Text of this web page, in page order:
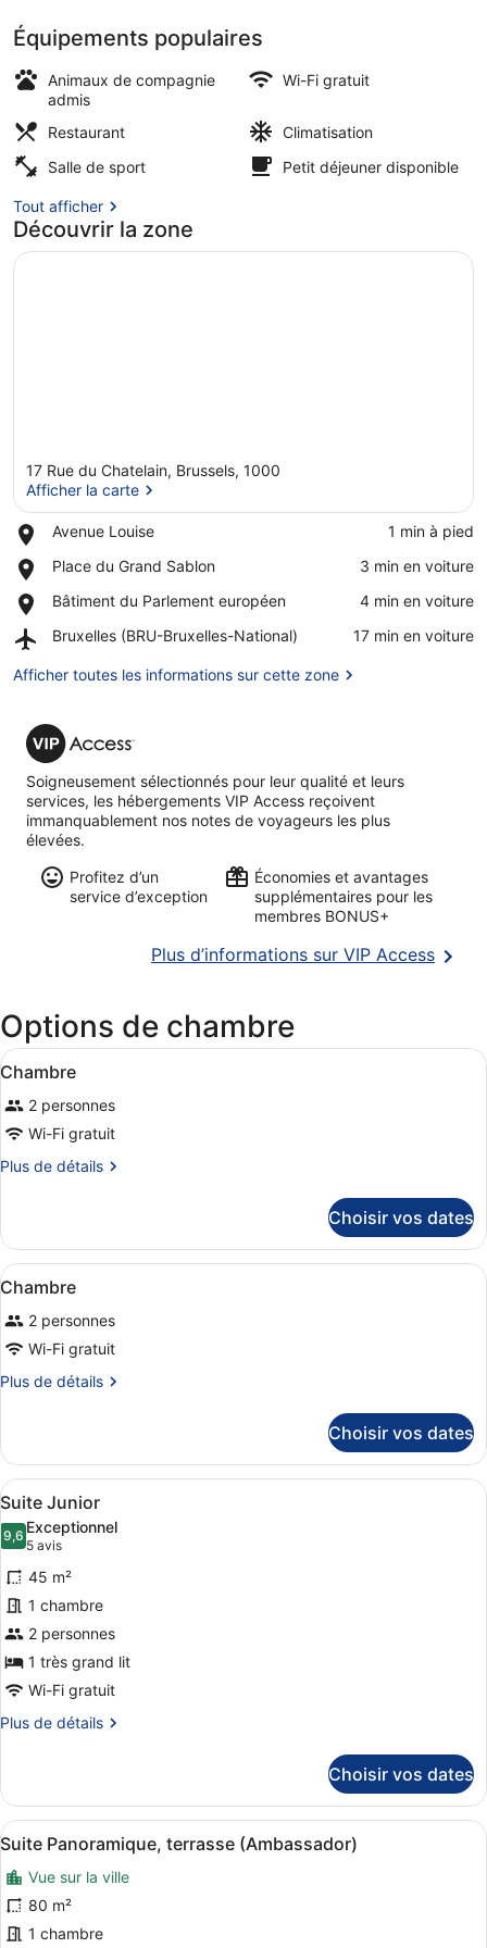
Jardin
Équipements populaires
Animaux de compagnie
admis
Wi-Fi gratuit
Restaurant
Climatisation
Salle de sport
Petit déjeuner disponible
Tout afficher
Découvrir la zone
17 Rue du Chatelain, Brussels, 1000
Afficher la carte
Avenue Louise
Place,
Louise
‪1 min à pied‬
Place du Grand Sablon
Place,
du
Sablon
‪3 min en voiture‬
Bâtiment du Parlement européen
Place,
du
européen
‪4 min en voiture‬
Bruxelles (BRU-Bruxelles-National)
Airport,
(BRU-
‪17 min en voiture‬
Afficher toutes les informations sur cette zone
VIP
Access
Soigneusement sélectionnés pour leur qualité et leurs
services, les hébergements VIP Access reçoivent
immanquablement nos notes de voyageurs les plus
élevées.
Profitez d’un
service d’exception
Économies et avantages
supplémentaires pour les
membres BONUS+
Plus d’informations sur VIP Access
Options de chambre
Afficher
toutes
les
photos
pour
de
chambre :
Chambre
Une chambre d’hôtel
7
Chambre
2 personnes
Wi-Fi gratuit
Plus de détails
Plus
le
type
de
Chambre
Choisir vos dates
Afficher
toutes
les
photos
pour
de
chambre :
Chambre
Une chambre d’hôtel
9
Chambre
2 personnes
Wi-Fi gratuit
Plus de détails
Plus
le
type
de
chambre
Chambre
Choisir vos dates
Afficher
toutes
les
photos
pour
ce
type
de
chambre :
Suite
Une chambre d’hôtel avec un
5
Suite Junior
9,69,6 sur 10
Exceptionnel
5 avis
(5 avis)
45 m²
1 chambre
2 personnes
1 très grand lit
Wi-Fi gratuit
Plus de détails
Plus
le
type
de
Suite
Junior
Choisir vos dates
Afficher
toutes
les
photos
pour
Un balcon moderne d’hôtel, doté
6
Suite Panoramique, terrasse (Ambassador)
Vue sur la ville
80 m²
1 chambre